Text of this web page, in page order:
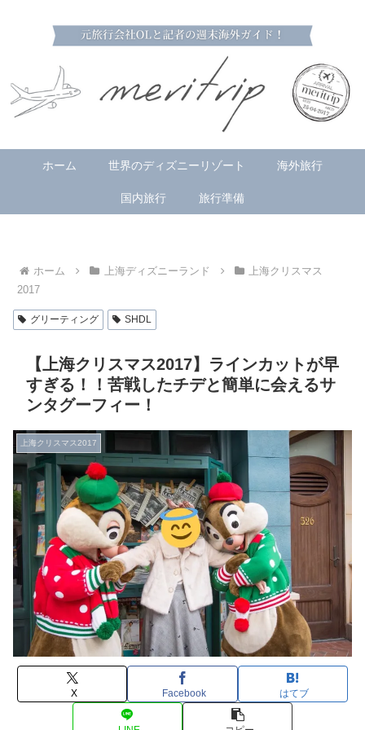
ホーム 世界のディズニーリゾート 海外旅行
国内旅行 旅行準備
ホーム 上海ディズニーランド
上海クリスマス
2017
グリーティング SHDL
【上海クリスマス2017】ラインカットが早
すぎる！！苦戦したチデと簡単に会えるサ
ンタグーフィー！
上海クリスマス2017
X Facebook はてブ